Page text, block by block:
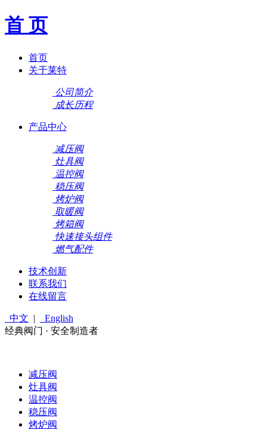
首 页
首页
关于莱特
公司简介
成长历程
产品中心
减压阀
灶具阀
温控阀
稳压阀
烤炉阀
取暖阀
烤箱阀
快速接头组件
燃气配件
技术创新
联系我们
在线留言
中文 |
English
经典阀门 · 安全制造者
减压阀
灶具阀
温控阀
稳压阀
烤炉阀